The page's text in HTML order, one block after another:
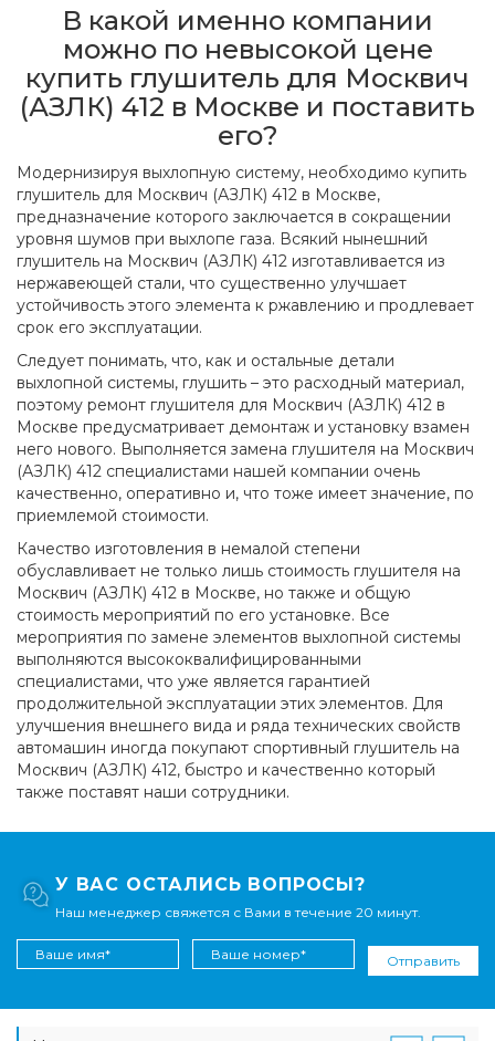
В какой именно компании
можно по невысокой цене
купить глушитель для Москвич
(АЗЛК) 412 в Москве и поставить
его?
Модернизируя выхлопную систему, необходимо купить
глушитель для Москвич (АЗЛК) 412 в Москве,
предназначение которого заключается в сокращении
уровня шумов при выхлопе газа. Всякий нынешний
глушитель на Москвич (АЗЛК) 412 изготавливается из
нержавеющей стали, что существенно улучшает
устойчивость этого элемента к ржавлению и продлевает
срок его эксплуатации.
Следует понимать, что, как и остальные детали
выхлопной системы, глушить – это расходный материал,
поэтому ремонт глушителя для Москвич (АЗЛК) 412 в
Москве предусматривает демонтаж и установку взамен
него нового. Выполняется замена глушителя на Москвич
(АЗЛК) 412 специалистами нашей компании очень
качественно, оперативно и, что тоже имеет значение, по
приемлемой стоимости.
Качество изготовления в немалой степени
обуславливает не только лишь стоимость глушителя на
Москвич (АЗЛК) 412 в Москве, но также и общую
стоимость мероприятий по его установке. Все
мероприятия по замене элементов выхлопной системы
выполняются высококвалифицированными
специалистами, что уже является гарантией
продолжительной эксплуатации этих элементов. Для
улучшения внешнего вида и ряда технических свойств
автомашин иногда покупают спортивный глушитель на
Москвич (АЗЛК) 412, быстро и качественно который
также поставят наши сотрудники.
У ВАС ОСТАЛИСЬ ВОПРОСЫ?
Наш менеджер свяжется с Вами в течение 20 минут.
Отправить